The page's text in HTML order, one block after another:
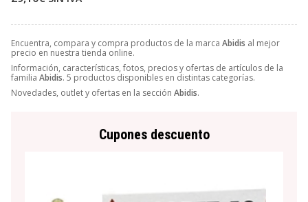
Encuentra, compara y compra productos de la marca Abidis al mejor
precio en nuestra tienda online.
Información, características, fotos, precios y ofertas de artículos de la
familia Abidis. 5 productos disponibles en distintas categorías.
Novedades, outlet y ofertas en la sección Abidis.
Cupones descuento